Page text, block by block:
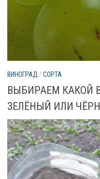
Черешня
Яблоня
Овощи
Картошка
Огурец
Помидоры
ВИНОГРАД /СОРТА
ВЫБИРАЕМ КАКОЙ
ЗЕЛЁНЫЙ ИЛИ